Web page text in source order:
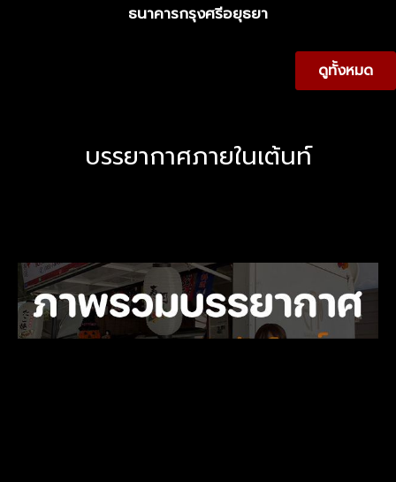
ธนาคารกรุงศรีอยุธยา
ดูทั้งหมด
บรรยากาศภายในเต้นท์